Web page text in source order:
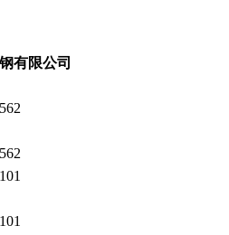
有限公司